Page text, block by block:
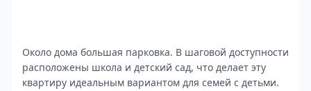
Около дома большая парковка. В шаговой доступности
расположены школа и детский сад, что делает эту
квартиру идеальным вариантом для семей с детьми.